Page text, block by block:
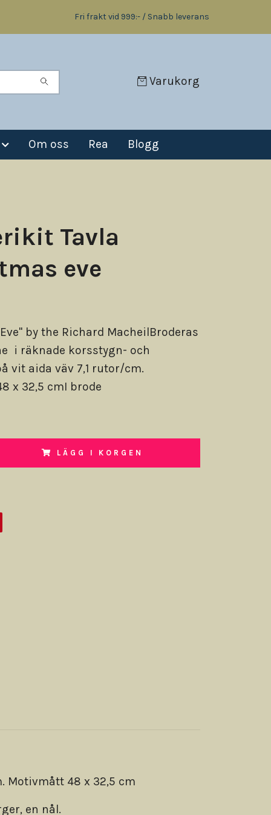
Fri frakt vid 999:- / Snabb leverans
Varukorg
Om oss Rea Blogg
Tavla
eve
by the Richard MacheilBroderas
i räknade korsstygn- och
vit aida väv 7,1 rutor/cm.
x 32,5 cmI brode
LÄGG I KORGEN
Motivmått 48 x 32,5 cm
en nål.